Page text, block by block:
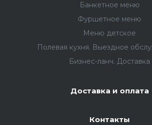
Банкетное меню
Фуршетное меню
Меню детское
Полевая кухня. Выездное
Бизнес-ланч. Доставка
Доставка и оплата
Контакты